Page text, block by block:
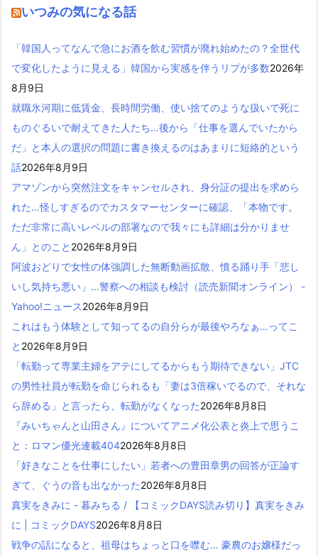
いつみの気になる話
「韓国人ってなんで急にお酒を飲む習慣が廃れ始めたの？全世代
で変化したように見える」韓国から実感を伴うリプが多数2026年
8月9日
就職氷河期に低賃金、長時間労働、使い捨てのような扱いで死に
ものぐるいで耐えてきた人たち…後から「仕事を選んでいたから
だ」と本人の選択の問題に書き換えるのはあまりに短絡的という
話2026年8月9日
アマゾンから突然注文をキャンセルされ、身分証の提出を求めら
れた…怪しすぎるのでカスタマーセンターに確認、「本物です。
ただ非常に高いレベルの部署なので我々にも詳細は分かりませ
ん」とのこと 2026年8月9日
阿波おどりで女性の体強調した無断動画拡散、憤る踊り手「悲し
いし気持ち悪い」…警察への相談も検討（読売新聞オンライン） -
Yahoo!ニュース2026年8月9日
これはもう体験として知ってるの自分らが最後やろなぁ…ってこ
と 2026年8月9日
「転勤って専業主婦をアテにしてるからもう期待できない」JTC
の男性社員が転勤を命じられるも「妻は3倍稼いでるので、それな
ら辞める」と言ったら、転勤がなくなった2026年8月8日
『みいちゃんと山田さん』についてアニメ化公表と炎上で思うこ
と：ロマン優光連載4042026年8月8日
「好きなことを仕事にしたい」若者への豊田章男の回答が正論す
ぎて、ぐうの音も出なかった2026年8月8日
真実をきみに - 暮みちる / 【コミックDAYS読み切り】真実をきみ
に | コミックDAYS2026年8月8日
戦争の話になると、祖母はちょっと口を噤む… 豪農のお嬢様だっ